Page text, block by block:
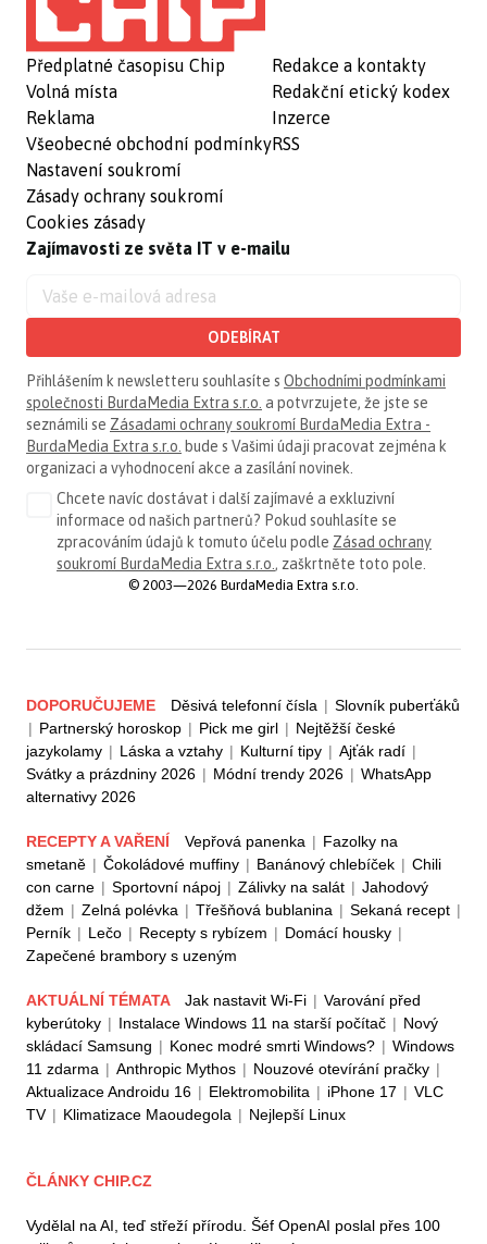
Předplatné časopisu Chip
Volná místa
Reklama
Všeobecné obchodní podmínky
Nastavení soukromí
Zásady ochrany soukromí
Cookies zásady
Redakce a kontakty
Redakční etický kodex
Inzerce
RSS
Zajímavosti ze světa IT v e-mailu
ODEBÍRAT
Přihlášením k newsletteru souhlasíte s Obchodními podmínkami
společnosti BurdaMedia Extra s.r.o. a potvrzujete, že jste se
seznámili se Zásadami ochrany soukromí BurdaMedia Extra -
BurdaMedia Extra s.r.o. bude s Vašimi údaji pracovat zejména k
organizaci a vyhodnocení akce a zasílání novinek.
Chcete navíc dostávat i další zajímavé a exkluzivní
informace od našich partnerů? Pokud souhlasíte se
zpracováním údajů k tomuto účelu podle Zásad ochrany
soukromí BurdaMedia Extra s.r.o., zaškrtněte toto pole.
© 2003—2026 BurdaMedia Extra s.r.o.
DOPORUČUJEME Děsivá telefonní čísla | Slovník puberťáků
| Partnerský horoskop | Pick me girl | Nejtěžší české
jazykolamy | Láska a vztahy | Kulturní tipy | Ajťák radí |
Svátky a prázdniny 2026 | Módní trendy 2026 | WhatsApp
alternativy 2026
RECEPTY A VAŘENÍ Vepřová panenka | Fazolky na
smetaně | Čokoládové muffiny | Banánový chlebíček | Chili
con carne | Sportovní nápoj | Zálivky na salát | Jahodový
džem | Zelná polévka | Třešňová bublanina | Sekaná recept |
Perník | Lečo | Recepty s rybízem | Domácí housky |
Zapečené brambory s uzeným
AKTUÁLNÍ TÉMATA Jak nastavit Wi-Fi | Varování před
kyberútoky | Instalace Windows 11 na starší počítač | Nový
skládací Samsung | Konec modré smrti Windows? | Windows
11 zdarma | Anthropic Mythos | Nouzové otevírání pračky |
Aktualizace Androidu 16 | Elektromobilita | iPhone 17 | VLC
TV | Klimatizace Maoudegola | Nejlepší Linux
ČLÁNKY CHIP.CZ
Vydělal na AI, teď střeží přírodu. Šéf OpenAI poslal přes 100